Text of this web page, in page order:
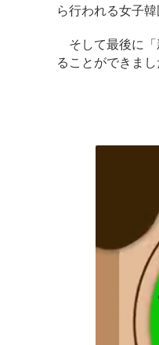
ら行われる女子
そして最後に「
ることができま